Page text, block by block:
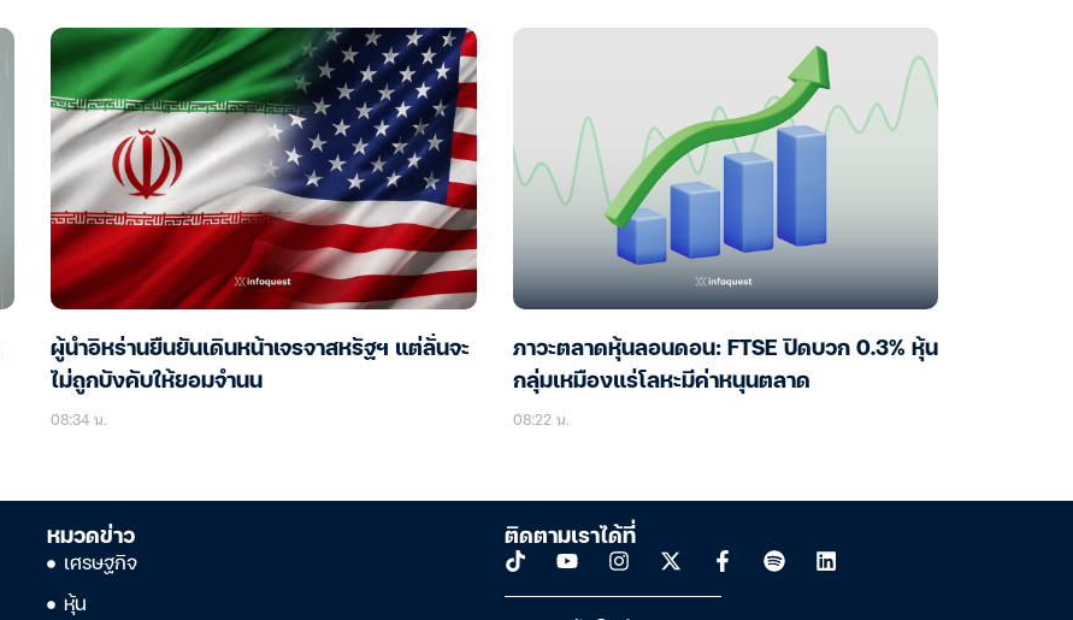
ผู้นำอิหร่านยืนยันเดินหน้าเจรจาสหรัฐฯ แต่ลั่นจะ
ไม่ถูกบังคับให้ยอมจำนน
08:34 น.
ภาวะตลาดหุ้นลอนดอน: FTSE ปิดบวก 0.3% หุ้น
กลุ่มเหมืองแร่โลหะมีค่าหนุนตลาด
08:22 น.
หมวดข่าว
เศรษฐกิจ
หุ้น
ติดตามเราได้ที่